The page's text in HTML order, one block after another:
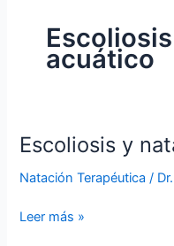
acuático
Escoliosis y
Natación Terapéutica /
Escoliosis
Leer más »